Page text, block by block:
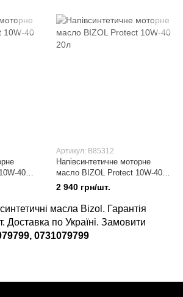
40
Артикул: B85312
Напівсинтетичне моторне
масло BIZOL Protect 10W-40
20л
2 940 грн/шт.
масла Bizol. Гарантія
Доставка по Україні. Замовити
0731079799